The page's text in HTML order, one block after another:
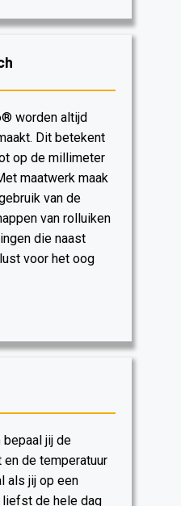
worden altijd
Dit betekent
op de millimeter
maatwerk maak
van de
van rolluiken
die naast
voor het oog
jij de
de temperatuur
als jij op een
de hele dag